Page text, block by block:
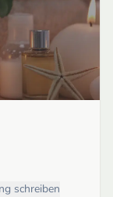
schreiben